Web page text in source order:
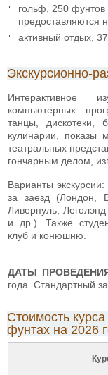
гольф, 250
предоставляются
активный отдых,
Экскурсионно-
Интерактивное
компьютерных
танцы, дискотеки,
кулинарии, показы
театральных
гончарным делом,
Варианты
за заезд (Лондон,
Ливерпуль,
и др.). Также
клуб и конюшню.
ДАТЫ
года. Стандартный
Стоимость
фунтах на 2026